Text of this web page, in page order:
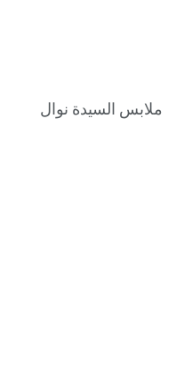
ملابس السيدة نوال